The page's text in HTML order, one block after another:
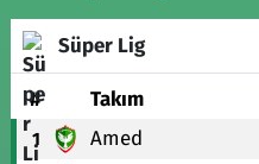
Süper Lig
# Takım
1 Amed